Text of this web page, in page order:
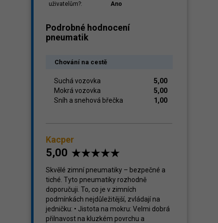
uživatelům?:
Ano
Podrobné hodnocení
pneumatik
Chování na cestě
Suchá vozovka
5,00
Mokrá vozovka
5,00
Sníh a snehová břečka
1,00
Kacper
5,00
Skvělé zimní pneumatiky – bezpečné a
tiché. Tyto pneumatiky rozhodně
doporučuji. To, co je v zimních
podmínkách nejdůležitější, zvládají na
jedničku: • Jistota na mokru: Velmi dobrá
přilnavost na kluzkém povrchu a